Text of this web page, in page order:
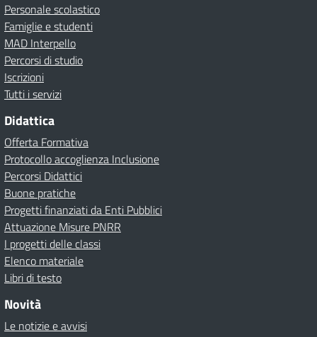
Personale scolastico
Famiglie e studenti
MAD Interpello
Percorsi di studio
Iscrizioni
Tutti i servizi
Didattica
Offerta Formativa
Protocollo accoglienza Inclusione
Percorsi Didattici
Buone pratiche
Progetti finanziati da Enti Pubblici
Attuazione Misure PNRR
I progetti delle classi
Elenco materiale
Libri di testo
Novità
Le notizie e avvisi